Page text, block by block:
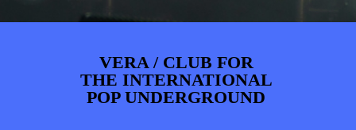
VERA / CLUB FOR
THE INTERNATIONAL
POP UNDERGROUND